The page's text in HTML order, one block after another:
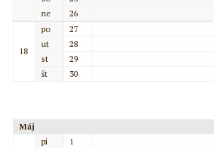
ne
26
18
po
27
ut
28
st
29
št
30
Máj
pi
1